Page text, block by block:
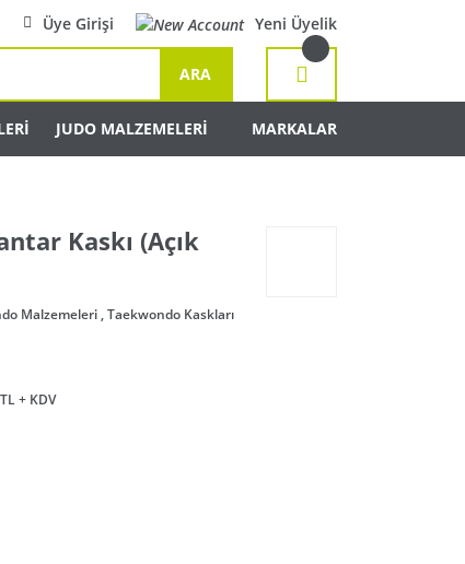
Üye Girişi Yeni Üyelik
ARA
JUDO MALZEMELERİ MARKALAR
Kaskı (Açık
Malzemeleri,Taekwondo Kaskları
+ KDV